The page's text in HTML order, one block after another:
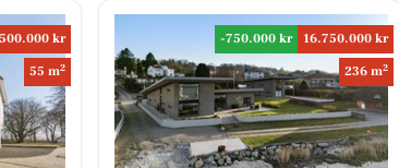
kr
55 m2
-750.000 kr
16.750.000 kr
236 m2